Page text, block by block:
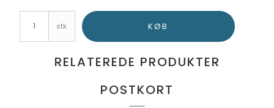
stk. KØB
RELATEREDE PRODUKTER
POSTKORT